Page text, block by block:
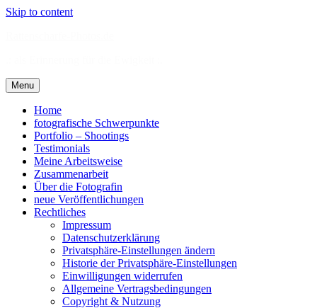
Skip to content
Menu
Home
fotografische Schwerpunkte
Portfolio – Shootings
Testimonials
Meine Arbeitsweise
Zusammenarbeit
Über die Fotografin
neue Veröffentlichungen
Rechtliches
Impressum
Datenschutzerklärung
Privatsphäre-Einstellungen ändern
Historie der Privatsphäre-Einstellungen
Einwilligungen widerrufen
Allgemeine Vertragsbedingungen
Copyright & Nutzung